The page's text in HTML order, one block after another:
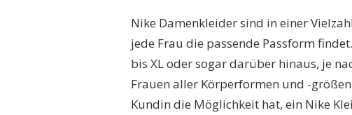
Nike Damenkleider sind in einer
jede Frau die passende Passform
bis XL oder sogar darüber hinaus, je
Frauen aller Körperformen und -
Kundin die Möglichkeit hat, ein Nike